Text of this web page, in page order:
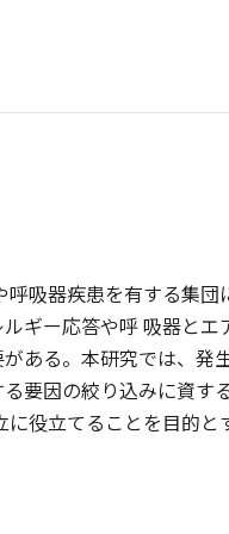
吸器疾患を有する集団
ギー応答や呼 吸器とエ
ある。本研究では、発
要因の絞り込みに資す
役立てることを目的と